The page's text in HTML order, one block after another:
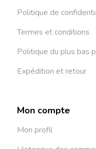
Politique de
Termes et conditions
Politique du plus bas
Expédition et retour
Mon compte
Mon profil